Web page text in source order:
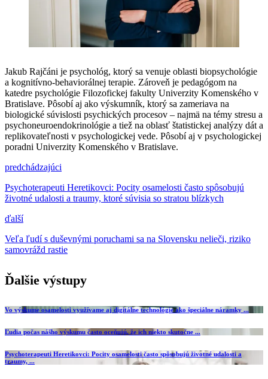
Jakub Rajčáni je psychológ, ktorý sa venuje oblasti biopsychológie
a kognitívno-behaviorálnej terapie. Zároveň je pedagógom na
katedre psychológie Filozofickej fakulty Univerzity Komenského v
Bratislave. Pôsobí aj ako výskumník, ktorý sa zameriava na
biologické súvislosti psychických procesov – najmä na témy stresu a
psychoneuroendokrinológie a tiež na oblasť štatistickej analýzy dát a
replikovateľnosti v psychologickej vede. Pôsobí aj v psychologickej
poradni Univerzity Komenského v Bratislave.
Navigácia
v
článku
predchádzajúci
Psychoterapeuti Heretikovci: Pocity osamelosti často spôsobujú
životné udalosti a traumy, ktoré súvisia so stratou blízkych
ďalší
Veľa ľudí s duševnými poruchami sa na Slovensku nelieči, riziko
samovrážd rastie
Ďalšie výstupy
Vo výskume osamelosti využívame aj digitálne technológie ako špeciálne náramky ...
Ľudia počas nášho výskumu často oceňujú, že ich niekto skutočne ...
Psychoterapeuti Heretikovci: Pocity osamelosti často spôsobujú životné udalosti a
traumy, ...